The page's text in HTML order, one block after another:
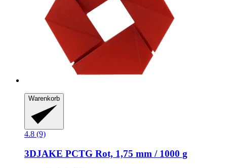
Warenkorb
4.8 (9)
3DJAKE PCTG Rot, 1,75 mm / 1000 g